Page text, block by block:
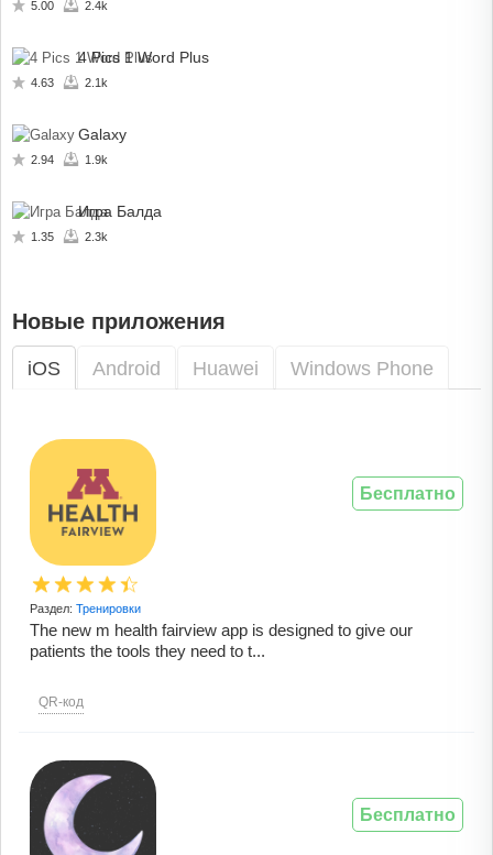
5.00 2.4k
4 Pics 1 Word Plus
4.63 2.1k
Galaxy
2.94 1.9k
Игра Балда
1.35 2.3k
Новые приложения
iOS Android Huawei Windows Phone
Раздел: Тренировки
The new m health fairview app is designed to give our
patients the tools they need to t...
QR-код
Бесплатно
Бесплатно